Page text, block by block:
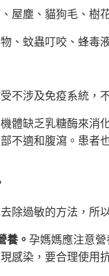
屋塵、貓狗毛、樹
、蚊蟲叮咬、蜂毒
不涉及免疫系統，
體缺乏乳糖酶來消
不適和腹瀉。患者
除過敏的方法，所
養。 孕媽媽應注意
感染，要合理使用